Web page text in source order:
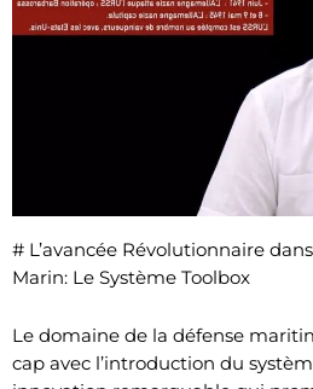
# L’avancée Révolutionnaire
Marin: Le Système Toolbox
Le domaine de la défense
cap avec l’introduction du